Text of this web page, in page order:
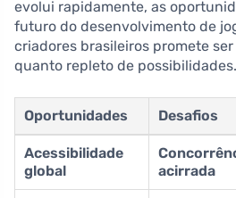
evolui rapidamente, as
futuro do desenvolvimento de
criadores brasileiros promete
quanto repleto de possibilidades.
Oportunidades Desafios
Acessibilidade
global
acirrada